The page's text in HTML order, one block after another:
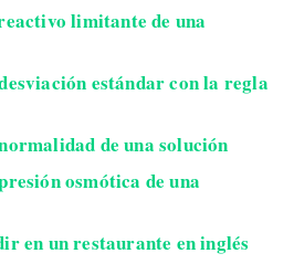
limitante de una
estándar con la regla
de una solución
osmótica de una
en un restaurante en inglés